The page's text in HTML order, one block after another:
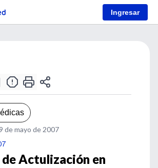
Ingresar
de mayo de 2007
Actulización en